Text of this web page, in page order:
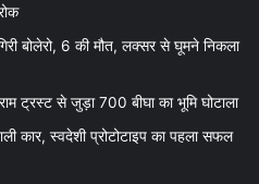
बोलेरो, 6 की मौत, लक्सर से घूमने निकला
ट्रस्ट से जुड़ा 700 बीघा का भूमि घोटाला
कार, स्वदेशी प्रोटोटाइप का पहला सफल